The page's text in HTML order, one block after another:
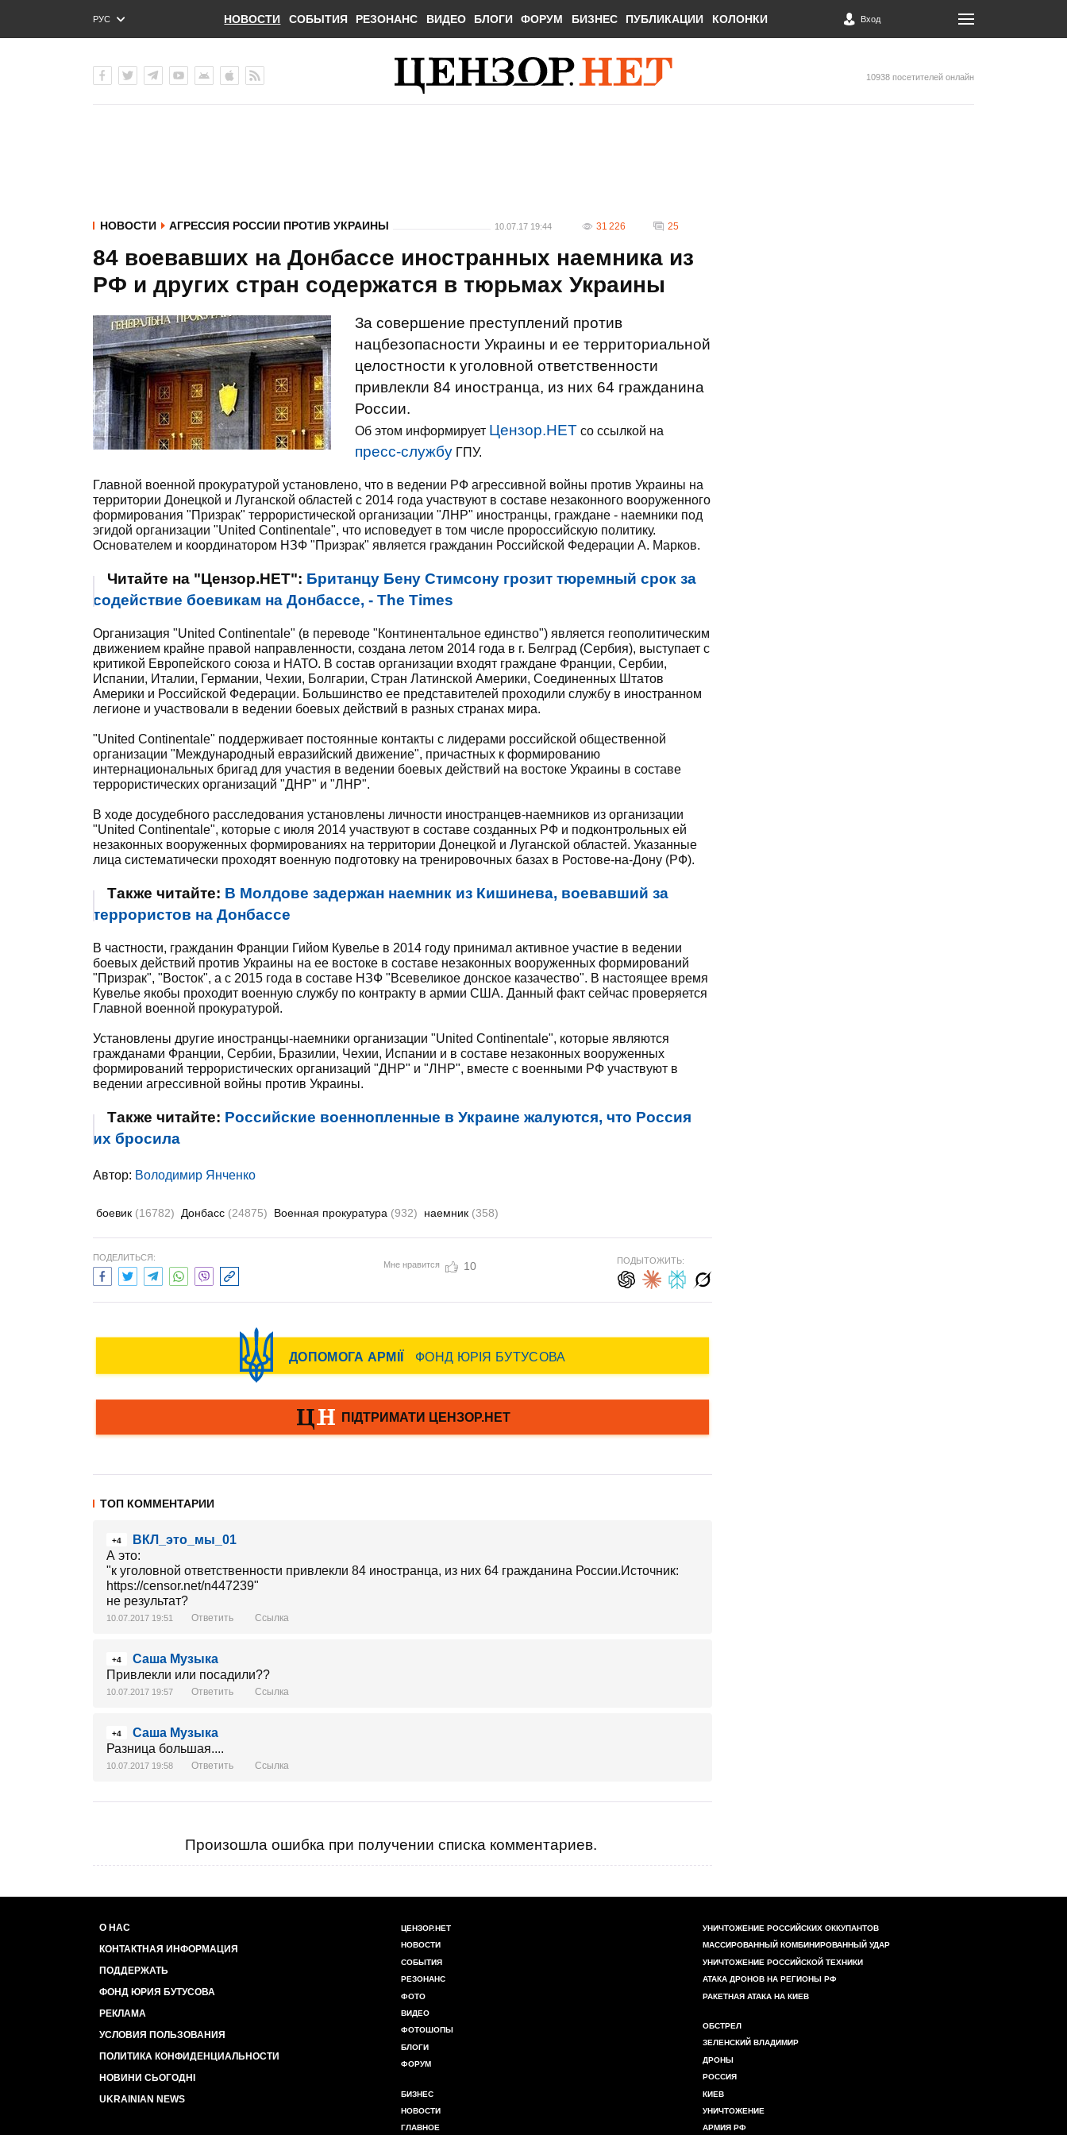
РУС
ENG
НОВОСТИ СОБЫТИЯ РЕЗОНАНС ВИДЕО БЛОГИ ФОРУМ БИЗНЕС ПУБЛИКАЦИИ КОЛОНКИ Вход
10938 посетителей онлайн
НОВОСТИ АГРЕССИЯ РОССИИ ПРОТИВ УКРАИНЫ 10.07.17 19:44 31 226 25
84 воевавших на Донбассе иностранных наемника из
РФ и других стран содержатся в тюрьмах Украины
За совершение преступлений против
нацбезопасности Украины и ее территориальной
целостности к уголовной ответственности
привлекли 84 иностранца, из них 64 гражданина
России.
Об этом информирует Цензор.НЕТ со ссылкой на
пресс-службу ГПУ.
Главной военной прокуратурой установлено, что в ведении РФ агрессивной войны против Украины на
территории Донецкой и Луганской областей с 2014 года участвуют в составе незаконного вооруженного
формирования "Призрак" террористической организации "ЛНР" иностранцы, граждане - наемники под
эгидой организации "United Continentale", что исповедует в том числе пророссийскую политику.
Основателем и координатором НЗФ "Призрак" является гражданин Российской Федерации А. Марков.
Читайте на "Цензор.НЕТ": Британцу Бену Стимсону грозит тюремный срок за
содействие боевикам на Донбассе, - The Times
Организация "United Continentale" (в переводе "Континентальное единство") является геополитическим
движением крайне правой направленности, создана летом 2014 года в г. Белград (Сербия), выступает с
критикой Европейского союза и НАТО. В состав организации входят граждане Франции, Сербии,
Испании, Италии, Германии, Чехии, Болгарии, Стран Латинской Америки, Соединенных Штатов
Америки и Российской Федерации. Большинство ее представителей проходили службу в иностранном
легионе и участвовали в ведении боевых действий в разных странах мира.
"United Continentale" поддерживает постоянные контакты с лидерами российской общественной
организации "Международный евразийский движение", причастных к формированию
интернациональных бригад для участия в ведении боевых действий на востоке Украины в составе
террористических организаций "ДНР" и "ЛНР".
В ходе досудебного расследования установлены личности иностранцев-наемников из организации
"United Continentale", которые с июля 2014 участвуют в составе созданных РФ и подконтрольных ей
незаконных вооруженных формированиях на территории Донецкой и Луганской областей. Указанные
лица систематически проходят военную подготовку на тренировочных базах в Ростове-на-Дону (РФ).
Также читайте: В Молдове задержан наемник из Кишинева, воевавший за
террористов на Донбассе
В частности, гражданин Франции Гийом Кувелье в 2014 году принимал активное участие в ведении
боевых действий против Украины на ее востоке в составе незаконных вооруженных формирований
"Призрак", "Восток", а с 2015 года в составе НЗФ "Всевеликое донское казачество". В настоящее время
Кувелье якобы проходит военную службу по контракту в армии США. Данный факт сейчас проверяется
Главной военной прокуратурой.
Установлены другие иностранцы-наемники организации "United Continentale", которые являются
гражданами Франции, Сербии, Бразилии, Чехии, Испании и в составе незаконных вооруженных
формирований террористических организаций "ДНР" и "ЛНР", вместе с военными РФ участвуют в
ведении агрессивной войны против Украины.
Также читайте: Российские военнопленные в Украине жалуются, что Россия
их бросила
Автор: Володимир Янченко
боевик (16782) Донбасс (24875) Военная прокуратура (932) наемник (358)
ПОДЕЛИТЬСЯ:
Мне нравится 10 ПОДЫТОЖИТЬ:
ТОП КОММЕНТАРИИ
+4
ВКЛ_это_мы_01
А это:
"к уголовной ответственности привлекли 84 иностранца, из них 64 гражданина России.Источник:
https://censor.net/n447239"
не результат?
10.07.2017 19:51 Ответить Ссылка
+4
Саша Музыка
Привлекли или посадили??
10.07.2017 19:57 Ответить Ссылка
+4
Саша Музыка
Разница большая....
10.07.2017 19:58 Ответить Ссылка
Произошла ошибка при получении списка комментариев.
О НАС
КОНТАКТНАЯ ИНФОРМАЦИЯ
ПОДДЕРЖАТЬ
ФОНД ЮРИЯ БУТУСОВА
РЕКЛАМА
УСЛОВИЯ ПОЛЬЗОВАНИЯ
ПОЛИТИКА КОНФИДЕНЦИАЛЬНОСТИ
НОВИНИ СЬОГОДНІ
UKRAINIAN NEWS
ЦЕНЗОР.НЕТ
НОВОСТИ
СОБЫТИЯ
РЕЗОНАНС
ФОТО
ВИДЕО
ФОТОШОПЫ
БЛОГИ
ФОРУМ
БИЗНЕС
НОВОСТИ
ГЛАВНОЕ
УНИЧТОЖЕНИЕ РОССИЙСКИХ ОККУПАНТОВ
МАССИРОВАННЫЙ КОМБИНИРОВАННЫЙ УДАР
УНИЧТОЖЕНИЕ РОССИЙСКОЙ ТЕХНИКИ
АТАКА ДРОНОВ НА РЕГИОНЫ РФ
РАКЕТНАЯ АТАКА НА КИЕВ
ОБСТРЕЛ
ЗЕЛЕНСКИЙ ВЛАДИМИР
ДРОНЫ
РОССИЯ
КИЕВ
УНИЧТОЖЕНИЕ
АРМИЯ РФ